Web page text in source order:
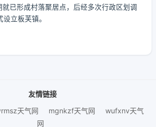
已形成村落聚居点，后经多次行政区划调
立板芙镇。
友情链接
天气网 mgnkzf天气网
wufxnv天气
网